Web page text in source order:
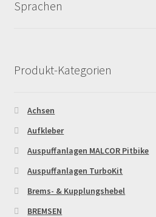
Sprachen
Produkt-Kategorien
Achsen
Aufkleber
Auspuffanlagen MALCOR Pitbike
Auspuffanlagen TurboKit
Brems- & Kupplungshebel
BREMSEN